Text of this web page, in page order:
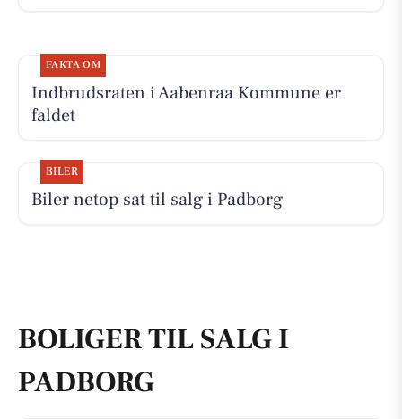
FAKTA OM
Indbrudsraten i Aabenraa Kommune er
faldet
BILER
Biler netop sat til salg i Padborg
BOLIGER TIL SALG I
PADBORG